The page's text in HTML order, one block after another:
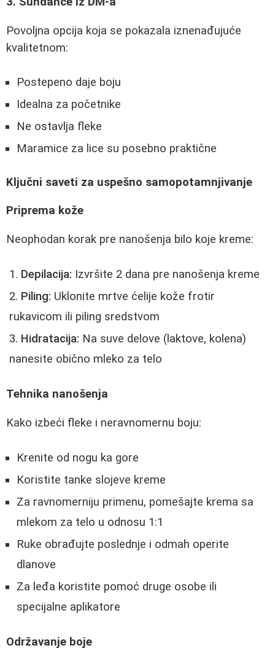
Povoljna opcija koja se pokazala iznenađujuće
kvalitetnom:
Postepeno daje boju
Idealna za početnike
Ne ostavlja fleke
Maramice za lice su posebno praktične
Ključni saveti za uspešno samopotamnjivanje
Priprema kože
Neophodan korak pre nanošenja bilo koje kreme:
Depilacija: Izvršite 2 dana pre nanošenja kreme
Piling: Uklonite mrtve ćelije kože frotir
rukavicom ili piling sredstvom
Hidratacija: Na suve delove (laktove, kolena)
nanesite obično mleko za telo
Tehnika nanošenja
Kako izbeći fleke i neravnomernu boju:
Krenite od nogu ka gore
Koristite tanke slojeve kreme
Za ravnomerniju primenu, pomešajte krema sa
mlekom za telo u odnosu 1:1
Ruke obrađujte poslednje i odmah operite
dlanove
Za leđa koristite pomoć druge osobe ili
specijalne aplikatore
Održavanje boje